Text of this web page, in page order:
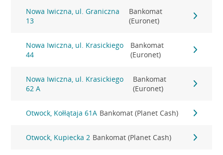
Nowa Iwiczna, ul. Graniczna
13
Bankomat
(Euronet)
Nowa Iwiczna, ul. Krasickiego
44
Bankomat
(Euronet)
Nowa Iwiczna, ul. Krasickiego
62 A
Bankomat
(Euronet)
Otwock, Kołłątaja 61A Bankomat (Planet Cash)
Otwock, Kupiecka 2 Bankomat (Planet Cash)